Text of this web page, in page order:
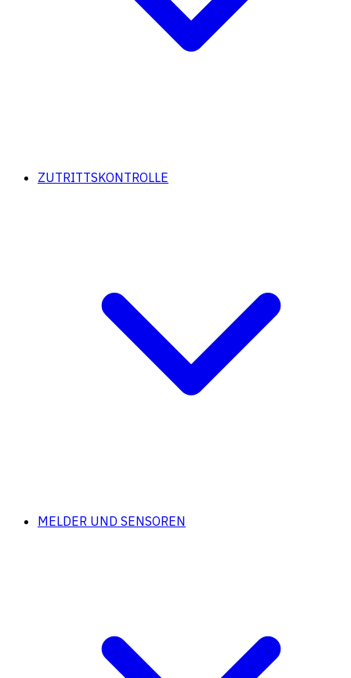
ZUTRITTSKONTROLLE
MELDER UND SENSOREN